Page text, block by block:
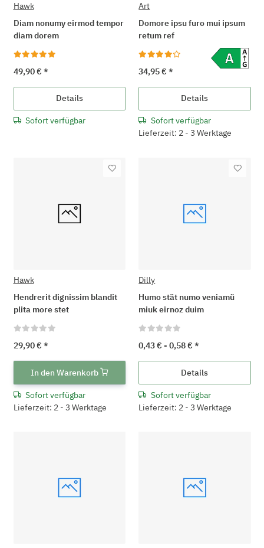
Hawk
Diam nonumy eirmod tempor
diam dorem
49,90 € *
Details
Sofort verfügbar
Art
Domore ipsu furo mui ipsum
retum ref
34,95 €*
Details
Sofort verfügbar
Lieferzeit: 2 - 3 Werktage
Hawk
Hendrerit dignissim blandit
plita more stet
29,90 € *
In den Warenkorb
Sofort verfügbar
Lieferzeit: 2 - 3 Werktage
Dilly
Humo stät numo veniamü
miuk eirnoz duim
0,43 € -0,58 €*
Details
Sofort verfügbar
Lieferzeit: 2 - 3 Werktage